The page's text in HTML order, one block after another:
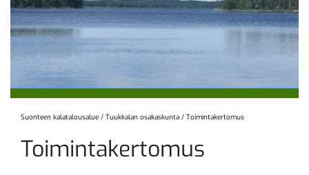
Suonteen kalatalousalue / Tuukkalan osakaskunta / Toimintakertomus
Toimintakertomus